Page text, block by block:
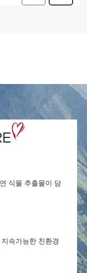
식물 추출물이 담
속가능한 친환경